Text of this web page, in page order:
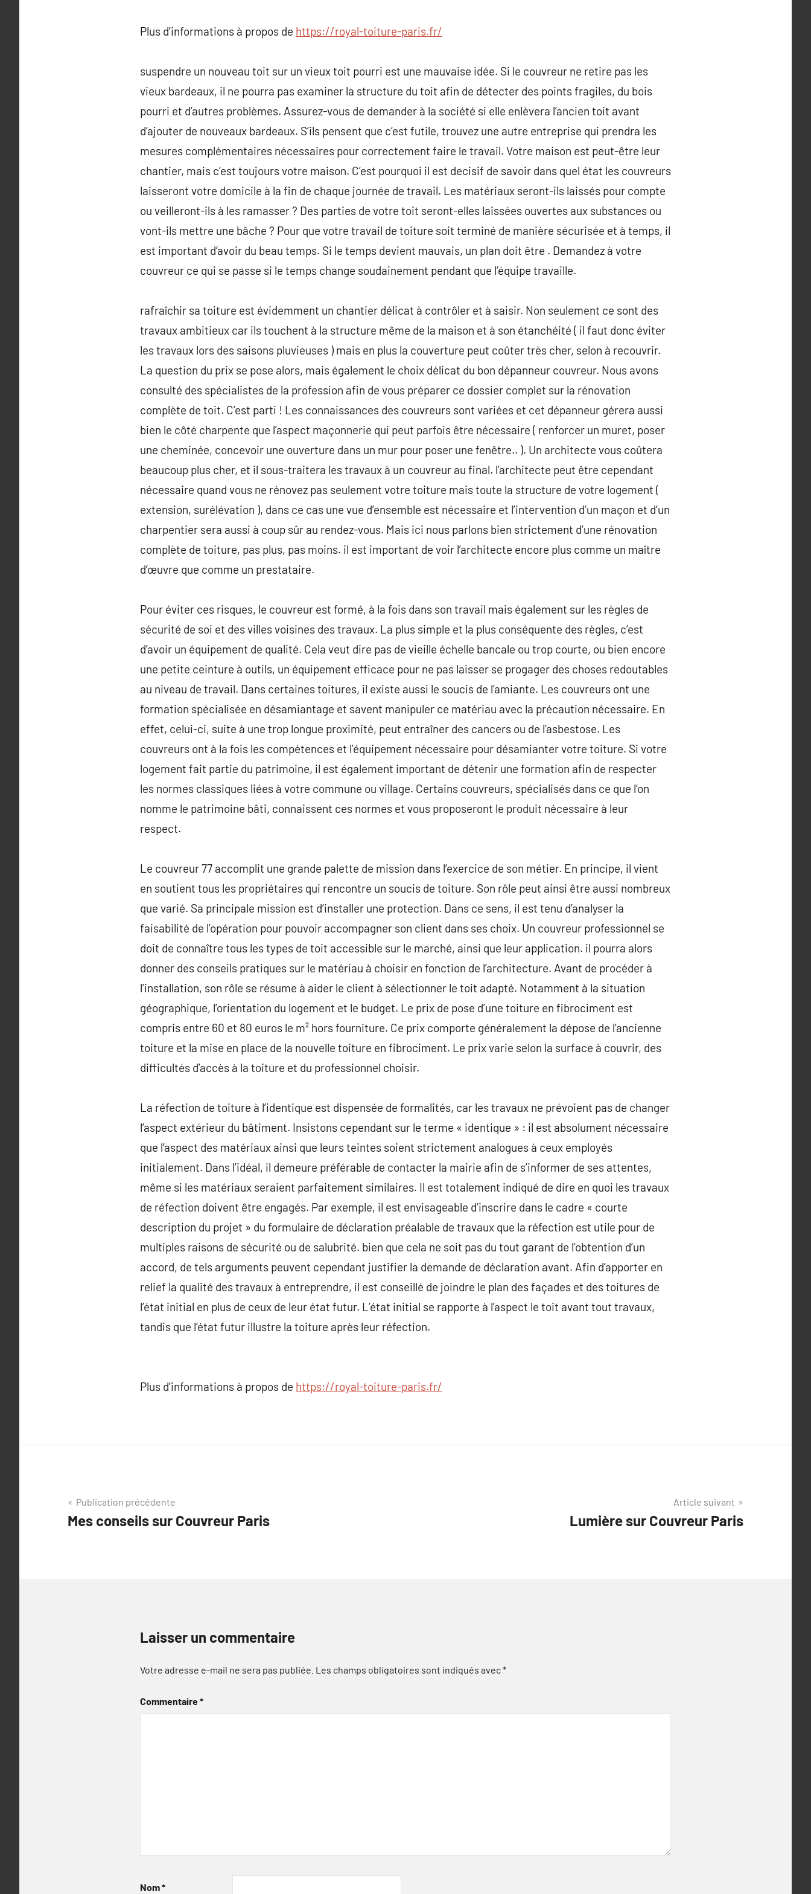
Plus d’informations à propos de https://royal-toiture-paris.fr/
suspendre un nouveau toit sur un vieux toit pourri est une mauvaise idée. Si le couvreur ne retire pas les
vieux bardeaux, il ne pourra pas examiner la structure du toit afin de détecter des points fragiles, du bois
pourri et d’autres problèmes. Assurez-vous de demander à la société si elle enlèvera l’ancien toit avant
d’ajouter de nouveaux bardeaux. S’ils pensent que c’est futile, trouvez une autre entreprise qui prendra les
mesures complémentaires nécessaires pour correctement faire le travail. Votre maison est peut-être leur
chantier, mais c’est toujours votre maison. C’est pourquoi il est decisif de savoir dans quel état les couvreurs
laisseront votre domicile à la fin de chaque journée de travail. Les matériaux seront-ils laissés pour compte
ou veilleront-ils à les ramasser ? Des parties de votre toit seront-elles laissées ouvertes aux substances ou
vont-ils mettre une bâche ? Pour que votre travail de toiture soit terminé de manière sécurisée et à temps, il
est important d’avoir du beau temps. Si le temps devient mauvais, un plan doit être . Demandez à votre
couvreur ce qui se passe si le temps change soudainement pendant que l’équipe travaille.
rafraîchir sa toiture est évidemment un chantier délicat à contrôler et à saisir. Non seulement ce sont des
travaux ambitieux car ils touchent à la structure même de la maison et à son étanchéité ( il faut donc éviter
les travaux lors des saisons pluvieuses ) mais en plus la couverture peut coûter très cher, selon à recouvrir.
La question du prix se pose alors, mais également le choix délicat du bon dépanneur couvreur. Nous avons
consulté des spécialistes de la profession afin de vous préparer ce dossier complet sur la rénovation
complète de toit. C’est parti ! Les connaissances des couvreurs sont variées et cet dépanneur gérera aussi
bien le côté charpente que l’aspect maçonnerie qui peut parfois être nécessaire ( renforcer un muret, poser
une cheminée, concevoir une ouverture dans un mur pour poser une fenêtre.. ). Un architecte vous coûtera
beaucoup plus cher, et il sous-traitera les travaux à un couvreur au final. l’architecte peut être cependant
nécessaire quand vous ne rénovez pas seulement votre toiture mais toute la structure de votre logement (
extension, surélévation ), dans ce cas une vue d’ensemble est nécessaire et l’intervention d’un maçon et d’un
charpentier sera aussi à coup sûr au rendez-vous. Mais ici nous parlons bien strictement d’une rénovation
complète de toiture, pas plus, pas moins. il est important de voir l’architecte encore plus comme un maître
d’œuvre que comme un prestataire.
Pour éviter ces risques, le couvreur est formé, à la fois dans son travail mais également sur les règles de
sécurité de soi et des villes voisines des travaux. La plus simple et la plus conséquente des règles, c’est
d’avoir un équipement de qualité. Cela veut dire pas de vieille échelle bancale ou trop courte, ou bien encore
une petite ceinture à outils, un équipement efficace pour ne pas laisser se progager des choses redoutables
au niveau de travail. Dans certaines toitures, il existe aussi le soucis de l’amiante. Les couvreurs ont une
formation spécialisée en désamiantage et savent manipuler ce matériau avec la précaution nécessaire. En
effet, celui-ci, suite à une trop longue proximité, peut entraîner des cancers ou de l’asbestose. Les
couvreurs ont à la fois les compétences et l’équipement nécessaire pour désamianter votre toiture. Si votre
logement fait partie du patrimoine, il est également important de détenir une formation afin de respecter
les normes classiques liées à votre commune ou village. Certains couvreurs, spécialisés dans ce que l’on
nomme le patrimoine bâti, connaissent ces normes et vous proposeront le produit nécessaire à leur
respect.
Le couvreur 77 accomplit une grande palette de mission dans l’exercice de son métier. En principe, il vient
en soutient tous les propriétaires qui rencontre un soucis de toiture. Son rôle peut ainsi être aussi nombreux
que varié. Sa principale mission est d’installer une protection. Dans ce sens, il est tenu d’analyser la
faisabilité de l’opération pour pouvoir accompagner son client dans ses choix. Un couvreur professionnel se
doit de connaître tous les types de toit accessible sur le marché, ainsi que leur application. il pourra alors
donner des conseils pratiques sur le matériau à choisir en fonction de l’architecture. Avant de procéder à
l’installation, son rôle se résume à aider le client à sélectionner le toit adapté. Notamment à la situation
géographique, l’orientation du logement et le budget. Le prix de pose d’une toiture en fibrociment est
compris entre 60 et 80 euros le m² hors fourniture. Ce prix comporte généralement la dépose de l’ancienne
toiture et la mise en place de la nouvelle toiture en fibrociment. Le prix varie selon la surface à couvrir, des
difficultés d’accès à la toiture et du professionnel choisir.
La réfection de toiture à l’identique est dispensée de formalités, car les travaux ne prévoient pas de changer
l’aspect extérieur du bâtiment. Insistons cependant sur le terme « identique » : il est absolument nécessaire
que l’aspect des matériaux ainsi que leurs teintes soient strictement analogues à ceux employés
initialement. Dans l’idéal, il demeure préférable de contacter la mairie afin de s’informer de ses attentes,
même si les matériaux seraient parfaitement similaires. Il est totalement indiqué de dire en quoi les travaux
de réfection doivent être engagés. Par exemple, il est envisageable d’inscrire dans le cadre « courte
description du projet » du formulaire de déclaration préalable de travaux que la réfection est utile pour de
multiples raisons de sécurité ou de salubrité. bien que cela ne soit pas du tout garant de l’obtention d’un
accord, de tels arguments peuvent cependant justifier la demande de déclaration avant. Afin d’apporter en
relief la qualité des travaux à entreprendre, il est conseillé de joindre le plan des façades et des toitures de
l’état initial en plus de ceux de leur état futur. L’état initial se rapporte à l’aspect le toit avant tout travaux,
tandis que l’état futur illustre la toiture après leur réfection.
Plus d’informations à propos de https://royal-toiture-paris.fr/
Navigation
de
Publication précédente
Mes conseils sur Couvreur Paris
Article suivant
Lumière sur Couvreur Paris
Laisser un commentaire
Votre adresse e-mail ne sera pas publiée. Les champs obligatoires sont indiqués avec*
Commentaire*
Nom*